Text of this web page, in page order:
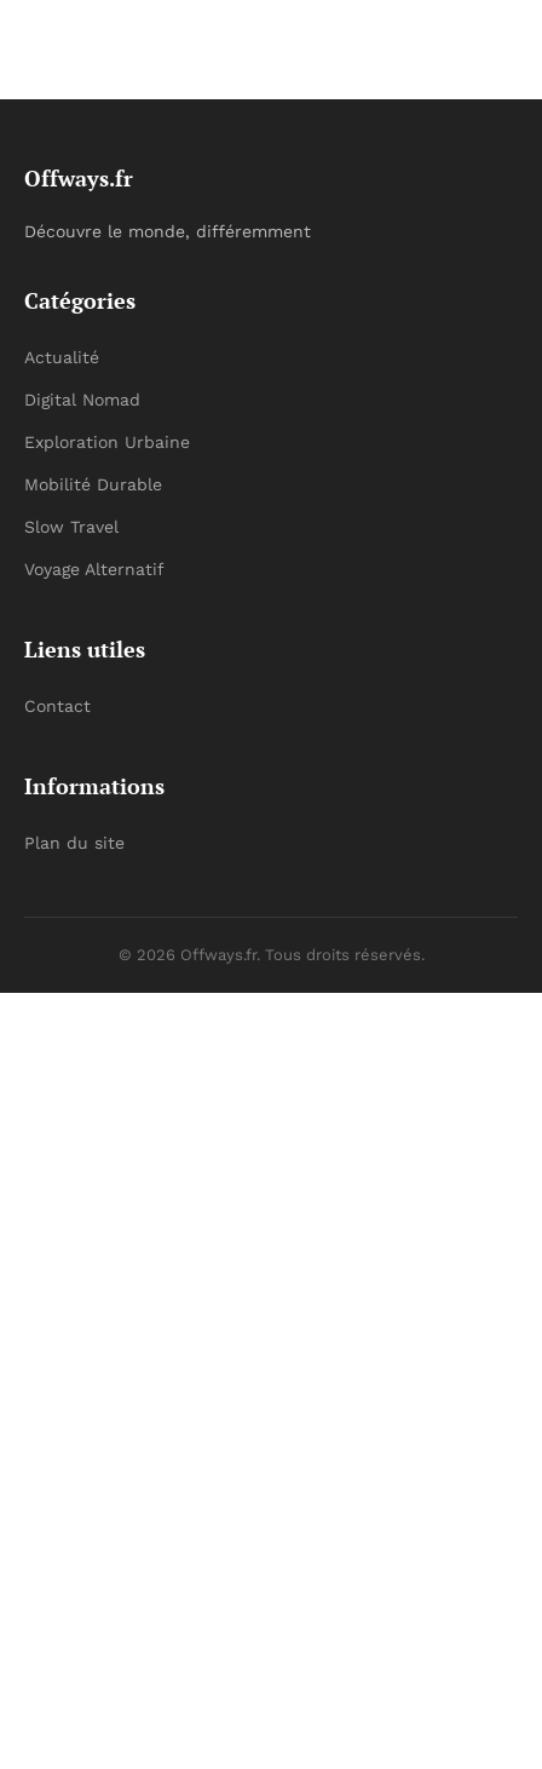
Offways.fr
Découvre le monde, différemment
Catégories
Actualité
Digital Nomad
Exploration Urbaine
Mobilité Durable
Slow Travel
Voyage Alternatif
Liens utiles
Contact
Informations
Plan du site
© 2026 Offways.fr. Tous droits réservés.